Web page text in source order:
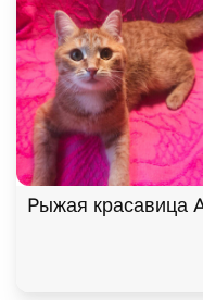
Рыжая красавица